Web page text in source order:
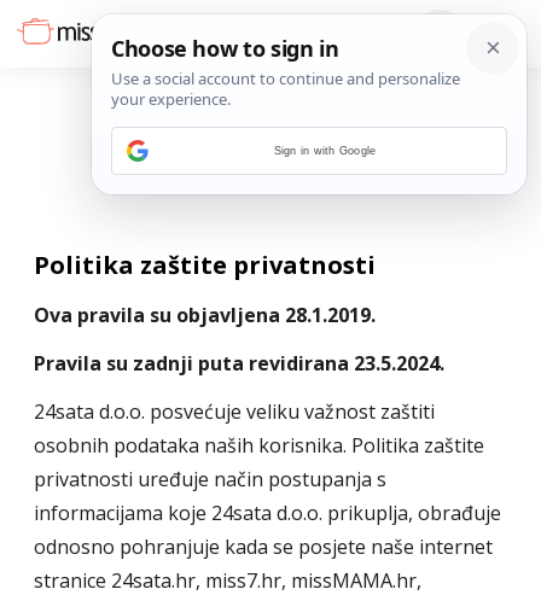
PRIVATNOST
Politika zaštite privatnosti
Ova pravila su objavljena 28.1.2019.
Pravila su zadnji puta revidirana 23.5.2024.
24sata d.o.o. posvećuje veliku važnost zaštiti
osobnih podataka naših korisnika. Politika zaštite
privatnosti uređuje način postupanja s
informacijama koje 24sata d.o.o. prikuplja, obrađuje
odnosno pohranjuje kada se posjete naše internet
stranice 24sata.hr, miss7.hr, missMAMA.hr,
Sign in with Google